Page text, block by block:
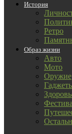
История
Ретро
Образ жизни
Авто
Мото
Оружие